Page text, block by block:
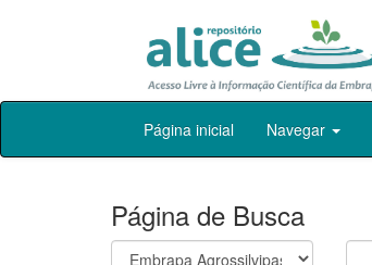
Skip
Página inicial Navegar
Página de Busca